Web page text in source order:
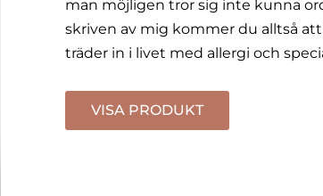
man möjligen tror sig inte kunna
skriven av mig kommer du alltså
träder in i livet med allergi och
VISA PRODUKT